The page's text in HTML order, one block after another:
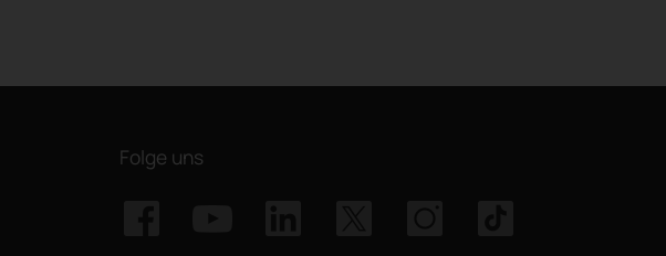
Folge uns